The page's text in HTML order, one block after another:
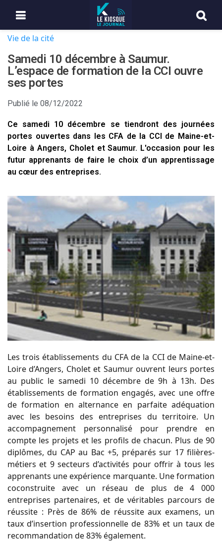
Vie de la cité
Samedi 10 décembre à Saumur.
L’espace de formation de la CCI ouvre
ses portes
Publié le 08/12/2022
Ce samedi 10 décembre se tiendront des journées
portes ouvertes dans les CFA de la CCI de Maine-et-
Loire à Angers, Cholet et Saumur. L'occasion pour les
futur apprenants de faire le choix d’un apprentissage
au cœur des entreprises.
Les trois établissements du CFA de la CCI de Maine-et-
Loire d’Angers, Cholet et Saumur ouvrent leurs portes
au public le samedi 10 décembre de 9h à 13h. Des
établissements de formation engagés, avec une offre
de formation en alternance en parfaite adéquation
avec les besoins des entreprises du territoire. Un
accompagnement personnalisé pour prendre en
compte les projets et les profils de chacun. Plus de 90
diplômes, du CAP au Bac +5, préparés sur 17 filières-
métiers et 9 secteurs d’activités pour offrir à tous les
apprenants une expérience marquante. Une formation
coconstruite avec un réseau de plus de 4 000
entreprises partenaires, et de véritables parcours de
réussite : Près de 86% de réussite aux examens, un
taux d’insertion professionnelle de 83% et un taux de
recommandation de 83% également.